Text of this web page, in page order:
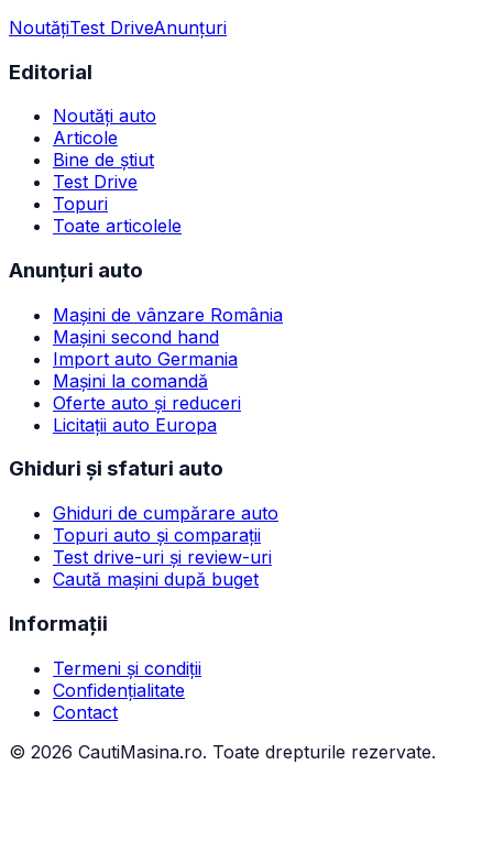
NoutățiTest DriveAnunțuri
Editorial
Noutăți auto
Articole
Bine de știut
Test Drive
Topuri
Toate articolele
Anunțuri auto
Mașini de vânzare România
Mașini second hand
Import auto Germania
Mașini la comandă
Oferte auto și reduceri
Licitații auto Europa
Ghiduri și sfaturi auto
Ghiduri de cumpărare auto
Topuri auto și comparații
Test drive-uri și review-uri
Caută mașini după buget
Informații
Termeni și condiții
Confidențialitate
Contact
© 2026 CautiMasina.ro. Toate drepturile rezervate.